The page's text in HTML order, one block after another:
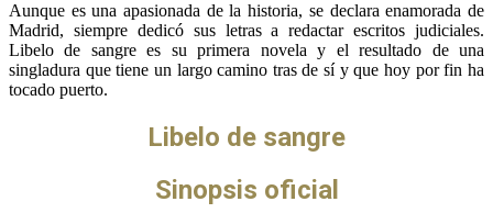
Aunque es una apasionada de la historia, se declara enamorada de
Madrid, siempre dedicó sus letras a redactar escritos judiciales.
Libelo de sangre es su primera novela y el resultado de una
singladura que tiene un largo camino tras de sí y que hoy por fin ha
tocado puerto.
Libelo de sangre
Sinopsis oficial